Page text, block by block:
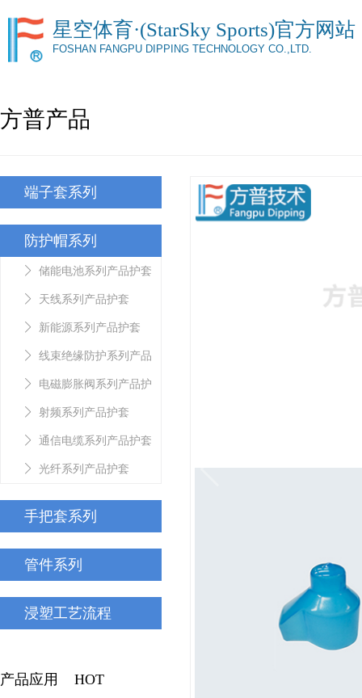
星空体育·(StarSky Sports)官方网站
FOSHAN FANGPU DIPPING TECHNOLOGY CO.,LTD.
方普产品
端子套系列
防护帽系列
储能电池系列产品护套
天线系列产品护套
新能源系列产品护套
线束绝缘防护系列产品
护套电磁膨胀阀系列产品护
套 射频系列产品护套
通信电缆系列产品护套
光纤系列产品护套
手把套系列
管件系列
浸塑工艺流程
产品应用 HOT